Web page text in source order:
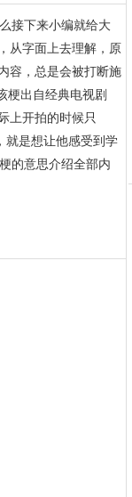
接下来小编就给大
从字面上去理解，原
容，总是会被打断施
梗出自经典电视剧
上开拍的时候只
就是想让他感受到学
的意思介绍全部内